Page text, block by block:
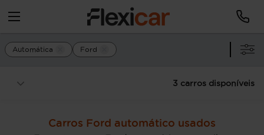
Automática Ford
3 carros disponíveis
Carros Ford automático usados